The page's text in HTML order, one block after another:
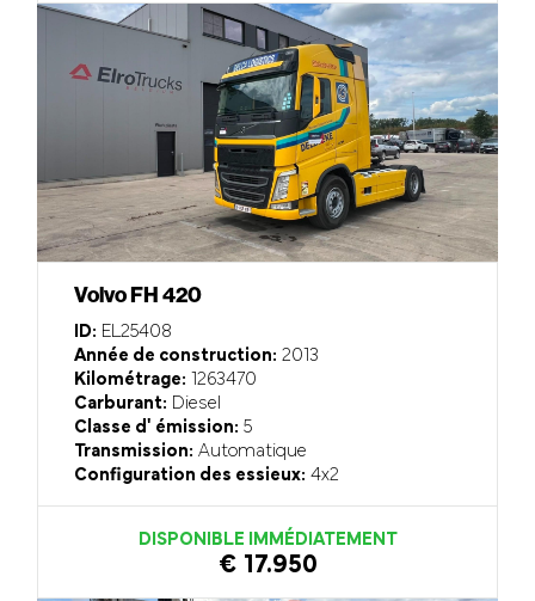
Volvo FH 420
ID: EL25408
Année de construction: 2013
Kilométrage: 1263470
Carburant: Diesel
Classe d' émission: 5
Transmission: Automatique
Configuration des essieux: 4x2
DISPONIBLE IMMÉDIATEMENT
€ 17.950